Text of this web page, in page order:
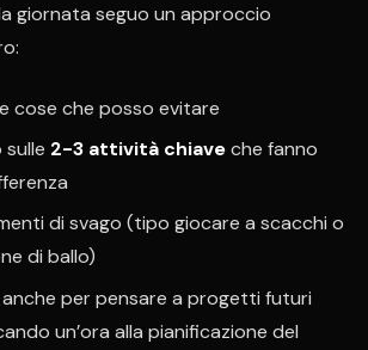
giornata seguo un approccio
cose che posso evitare
2-3 attività chiaveche fanno
di svago (tipo giocare a scacchi o
di ballo)
per pensare a progetti futuri
un’ora alla pianificazione del